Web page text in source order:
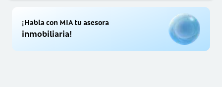
¡Habla con MIA tu asesora
inmobiliaria!